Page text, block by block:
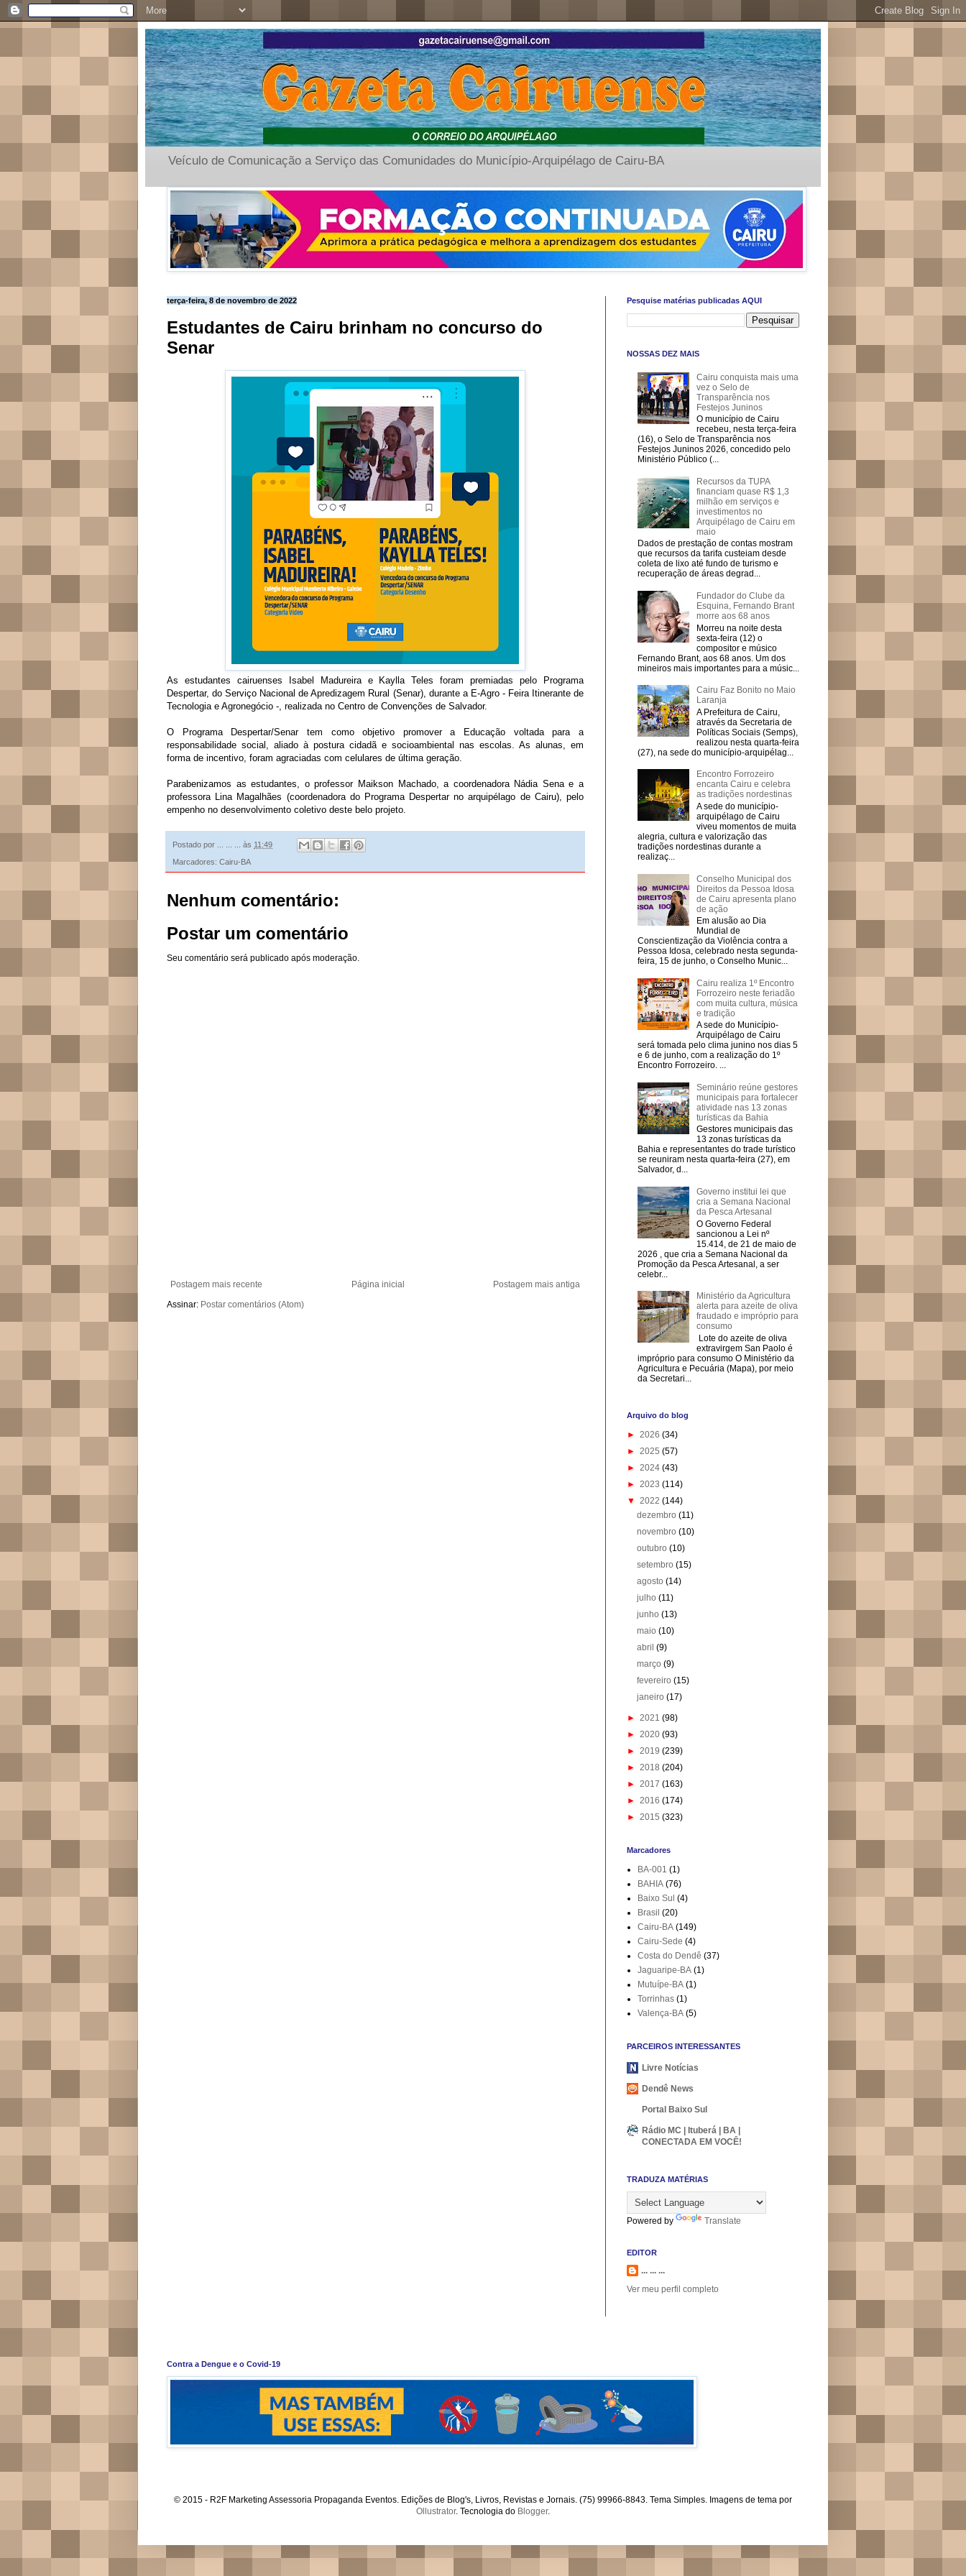
Veículo de Comunicação a Serviço das Comunidades do Município-Arquipélago de Cairu-BA
terça-feira, 8 de novembro de 2022
Estudantes de Cairu brinham no concurso do
Senar
As estudantes cairuenses Isabel Madureira e Kaylla Teles foram premiadas pelo Programa
Despertar, do Serviço Nacional de Apredizagem Rural (Senar), durante a E-Agro - Feira Itinerante de
Tecnologia e Agronegócio -, realizada no Centro de Convenções de Salvador.
O Programa Despertar/Senar tem como objetivo promover a Educação voltada para a
responsabilidade social, aliado à postura cidadã e socioambiental nas escolas. As alunas, em
forma de incentivo, foram agraciadas com celulares de última geração.
Parabenizamos as estudantes, o professor Maikson Machado, a coordenadora Nádia Sena e a
professora Lina Magalhães (coordenadora do Programa Despertar no arquipélago de Cairu), pelo
empenho no desenvolvimento coletivo deste belo projeto.
Postado por às 11:49
Marcadores: Cairu-BA
Nenhum comentário:
Postar um comentário
Seu comentário será publicado após moderação.
Postagem mais recente Postagem mais antiga
Página inicial
Assinar: Postar comentários (Atom)
Pesquise matérias publicadas AQUI
NOSSAS DEZ MAIS
Cairu conquista mais uma
vez o Selo de
Transparência nos
Festejos Juninos
O município de Cairu
recebeu, nesta terça-feira
(16), o Selo de Transparência nos
Festejos Juninos 2026, concedido pelo
Ministério Público (...
Recursos da TUPA
financiam quase R$ 1,3
milhão em serviços e
investimentos no
Arquipélago de Cairu em
maio
Dados de prestação de contas mostram
que recursos da tarifa custeiam desde
coleta de lixo até fundo de turismo e
recuperação de áreas degrad...
Fundador do Clube da
Esquina, Fernando Brant
morre aos 68 anos
Morreu na noite desta
sexta-feira (12) o
compositor e músico
Fernando Brant, aos 68 anos. Um dos
mineiros mais importantes para a músic...
Cairu Faz Bonito no Maio
Laranja
A Prefeitura de Cairu,
através da Secretaria de
Políticas Sociais (Semps),
realizou nesta quarta-feira
(27), na sede do município-arquipélag...
Encontro Forrozeiro
encanta Cairu e celebra
as tradições nordestinas
A sede do município-
arquipélago de Cairu
viveu momentos de muita
alegria, cultura e valorização das
tradições nordestinas durante a
realizaç...
Conselho Municipal dos
Direitos da Pessoa Idosa
de Cairu apresenta plano
de ação
Em alusão ao Dia
Mundial de
Conscientização da Violência contra a
Pessoa Idosa, celebrado nesta segunda-
feira, 15 de junho, o Conselho Munic...
Cairu realiza 1º Encontro
Forrozeiro neste feriadão
com muita cultura, música
e tradição
A sede do Município-
Arquipélago de Cairu
será tomada pelo clima junino nos dias 5
e 6 de junho, com a realização do 1º
Encontro Forrozeiro. ...
Seminário reúne gestores
municipais para fortalecer
atividade nas 13 zonas
turísticas da Bahia
Gestores municipais das
13 zonas turísticas da
Bahia e representantes do trade turístico
se reuniram nesta quarta-feira (27), em
Salvador, d...
Governo institui lei que
cria a Semana Nacional
da Pesca Artesanal
O Governo Federal
sancionou a Lei nº
15.414, de 21 de maio de
2026 , que cria a Semana Nacional da
Promoção da Pesca Artesanal, a ser
celebr...
Ministério da Agricultura
alerta para azeite de oliva
fraudado e impróprio para
consumo
Lote do azeite de oliva
extravirgem San Paolo é
impróprio para consumo O Ministério da
Agricultura e Pecuária (Mapa), por meio
da Secretari...
Arquivo do blog
► 2026 (34)
► 2025 (57)
► 2024 (43)
► 2023 (114)
▼ 2022 (144)
dezembro(11)
novembro(10)
outubro(10)
setembro(15)
agosto(14)
julho(11)
junho(13)
maio(10)
abril(9)
março(9)
fevereiro(15)
janeiro(17)
► 2021 (98)
► 2020 (93)
► 2019 (239)
► 2018 (204)
► 2017 (163)
► 2016 (174)
► 2015 (323)
Marcadores
BA-001 (1)
BAHIA (76)
Baixo Sul (4)
Brasil (20)
Cairu-BA (149)
Cairu-Sede (4)
Costa do Dendê (37)
Jaguaripe-BA (1)
Mutuípe-BA (1)
Torrinhas (1)
Valença-BA (5)
PARCEIROS INTERESSANTES
Livre Notícias
Dendê News
Portal Baixo Sul
Rádio MC | Ituberá | BA |
CONECTADA EM VOCÊ!
TRADUZA MATÉRIAS
Powered by Translate
EDITOR
... ... ...
Ver meu perfil completo
Contra a Dengue e o Covid-19
© 2015 - R2F Marketing Assessoria Propaganda Eventos. Edições de Blog's, Livros, Revistas e Jornais. (75) 99966-8843. Tema Simples. Imagens de tema por
Ollustrator. Tecnologia do Blogger.